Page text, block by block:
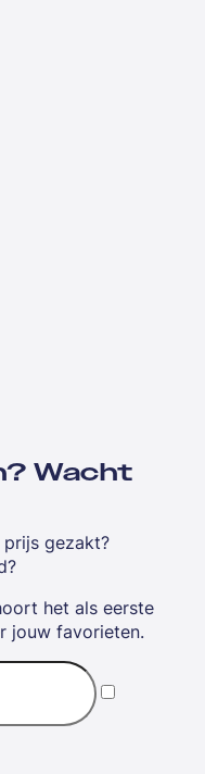
Wacht
gezakt?
het als eerste
jouw favorieten.